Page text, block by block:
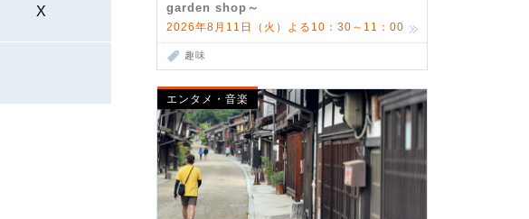
garden shop～
2026年8月11日（火）よる10：30～11：00
趣味
エンタメ・音楽
X